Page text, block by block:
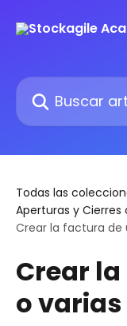
Buscar artículos...
Todas las
Aperturas y Cierres
Crear la factura de
Crear
o